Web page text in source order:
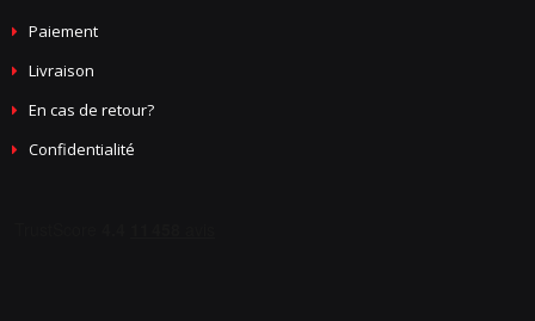
Paiement
Livraison
En cas de retour?
Confidentialité